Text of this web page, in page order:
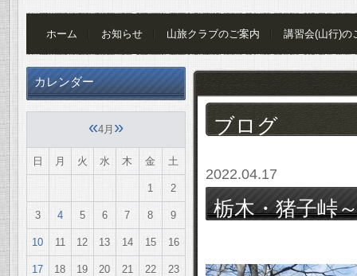
ホーム お知らせ 山旅クラブのご案内 講習会(山行)の
ブログ
2022.04.17
栃木・猪子峠
カレンダー
«4月 »
日 月 火 水 木 金 土
1 2
3 4 5 6 7 8 9
10 11 12 13 14 15 16
17 18 19 20 21 22 23